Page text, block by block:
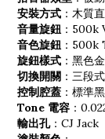
安裝方式 ：木質
音量旋鈕 ：500k
音色旋鈕 ：500k
旋鈕樣式 ：黑色
切換開關 ：三段
控制腔蓋 ：標準
Tone 電容 ：
輸出孔：CJ Jack